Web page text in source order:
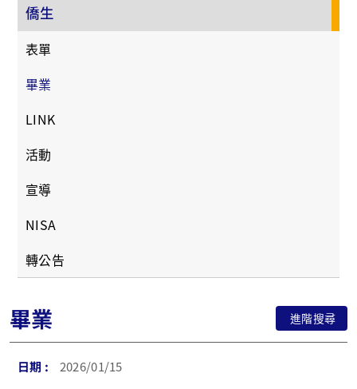
僑生
表單
畢業
LINK
活動
宣導
NISA
轉公告
畢業 進階搜尋
2026/01/15